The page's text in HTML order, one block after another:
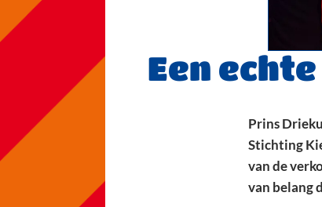
Een
Prins
Stichting
van de
van belang